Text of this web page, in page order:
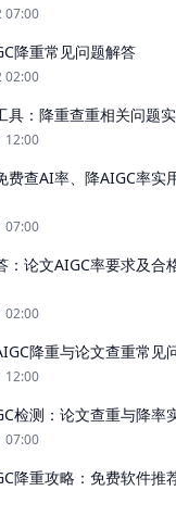
07:00
降重常见问题解答
02:00
具：降重查重相关问题
12:00
费查AI率、降AIGC率实
07:00
：论文AIGC率要求及合
02:00
降重与论文查重常见
12:00
检测：论文查重与降率
07:00
降重攻略：免费软件推